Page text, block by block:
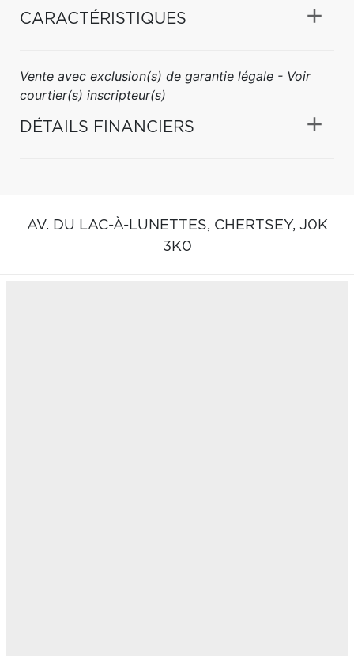
CARACTÉRISTIQUES
Vente avec exclusion(s) de garantie légale - Voir
courtier(s) inscripteur(s)
DÉTAILS FINANCIERS
AV. DU LAC-À-LUNETTES, CHERTSEY, J0K
3K0